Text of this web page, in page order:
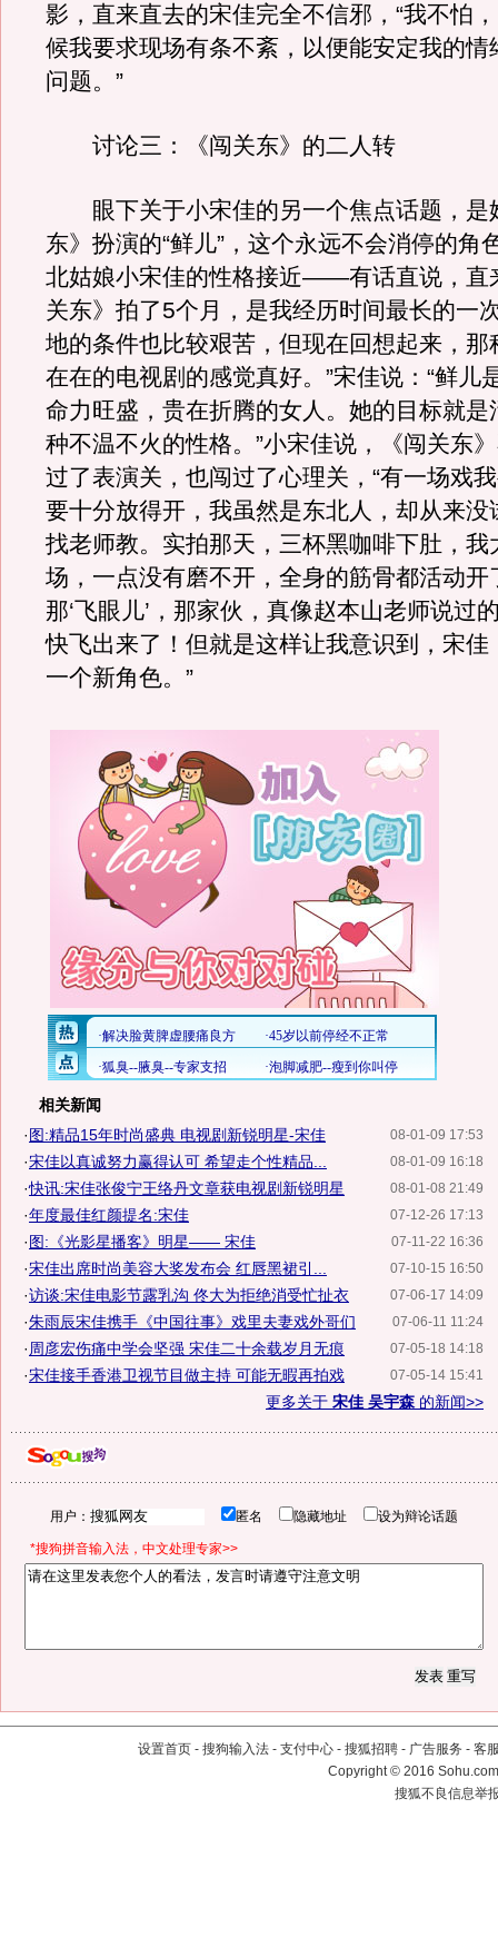
影，直来直去的宋佳完全不信邪，“我不怕
候我要求现场有条不紊，以便能安定我的情
问题。”
讨论三：《闯关东》的二人转
眼下关于小宋佳的另一个焦点话题，是
东》扮演的“鲜儿”，这个永远不会消停的角
北姑娘小宋佳的性格接近——有话直说，直
关东》拍了5个月，是我经历时间最长的一
地的条件也比较艰苦，但现在回想起来，那
在在的电视剧的感觉真好。”宋佳说：“鲜儿
命力旺盛，贵在折腾的女人。她的目标就是
种不温不火的性格。”小宋佳说，《闯关东
过了表演关，也闯过了心理关，“有一场戏
要十分放得开，我虽然是东北人，却从来没
找老师教。实拍那天，三杯黑咖啡下肚，我
场，一点没有磨不开，全身的筋骨都活动开
那‘飞眼儿’，那家伙，真像赵本山老师说过
快飞出来了！但就是这样让我意识到，宋佳
一个新角色。”
相关新闻
08-01-09 17:53
·图:精品15年时尚盛典 电视剧新锐明星-宋佳
08-01-09 16:18
·宋佳以真诚努力赢得认可 希望走个性精品...
08-01-08 21:49
·快讯:宋佳张俊宁王络丹文章获电视剧新锐明星
07-12-26 17:13
·年度最佳红颜提名:宋佳
07-11-22 16:36
·图:《光影星播客》明星—— 宋佳
07-10-15 16:50
·宋佳出席时尚美容大奖发布会 红唇黑裙引...
07-06-17 14:09
·访谈:宋佳电影节露乳沟 佟大为拒绝消受忙扯衣
07-06-11 11:24
·朱雨辰宋佳携手《中国往事》戏里夫妻戏外哥们
07-05-18 14:18
· 周彦宏伤痛中学会坚强 宋佳二十余载岁月无痕
07-05-14 15:41
·宋佳接手香港卫视节目做主持 可能无暇再拍戏
更多关于 宋佳 吴宇森 的新闻>>
用户： 匿名 隐藏地址 设为辩论话题
*搜狗拼音输入法，中文处理专家>>
设置首页 - 搜狗输入法 - 支付中心 - 搜狐招聘 - 广告服务 - 客
Copyright©2016
搜狐不良信息举